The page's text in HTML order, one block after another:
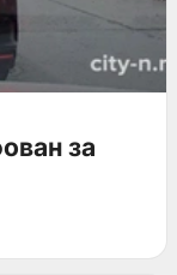
за